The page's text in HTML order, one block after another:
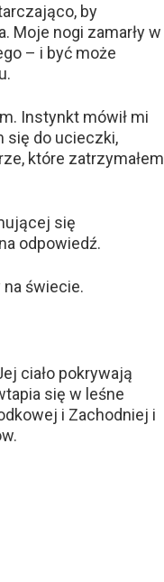
by
Moje nogi zamarły w
– i być może
Instynkt mówił mi
się do ucieczki,
które zatrzymałem
się
odpowiedź.
świecie.
ciało pokrywają
się w leśne
i Zachodniej i